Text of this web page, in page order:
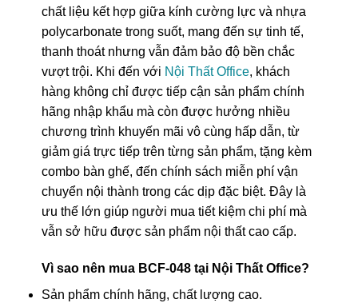
chất liệu kết hợp giữa kính cường lực và nhựa
polycarbonate trong suốt, mang đến sự tinh tế,
thanh thoát nhưng vẫn đảm bảo độ bền chắc
vượt trội. Khi đến với Nội Thất Office, khách
hàng không chỉ được tiếp cận sản phẩm chính
hãng nhập khẩu mà còn được hưởng nhiều
chương trình khuyến mãi vô cùng hấp dẫn, từ
giảm giá trực tiếp trên từng sản phẩm, tặng kèm
combo bàn ghế, đến chính sách miễn phí vận
chuyển nội thành trong các dịp đặc biệt. Đây là
ưu thế lớn giúp người mua tiết kiệm chi phí mà
vẫn sở hữu được sản phẩm nội thất cao cấp.
Vì sao nên mua BCF-048 tại Nội Thất Office?
Sản phẩm chính hãng, chất lượng cao.